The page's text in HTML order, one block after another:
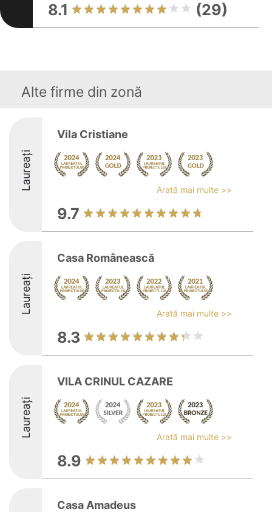
8.1 (29)
Alte firme din zonă
Laureați
Vila Cristiane
Arată mai multe >>
9.7
Laureați
Casa Românească
Arată mai multe >>
8.3
Laureați
VILA CRINUL CAZARE
Arată mai multe >>
8.9
Casa Amadeus